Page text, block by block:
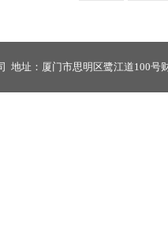
地址：厦门市思明区鹭江道100